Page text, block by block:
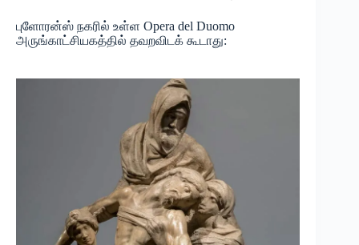
புளோரன்ஸ் நகரில் உள்ள Opera del Duomo
அருங்காட்சியகத்தில் தவறவிடக் கூடாது: